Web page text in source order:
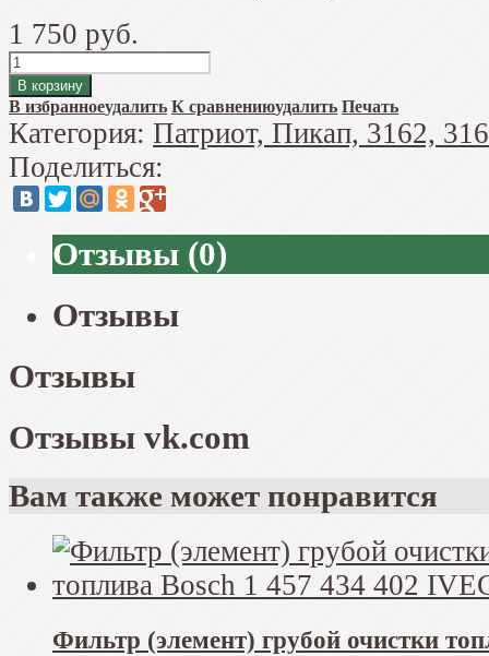
1 750 руб.
В избранноеудалить К сравнениюудалить Печать
Категория: Патриот, Пикап, 3162,
Поделиться:
Отзывы (0)
Отзывы
Отзывы
Отзывы vk.com
Вам также может понравится
Фильтр (элемент) грубой очистки